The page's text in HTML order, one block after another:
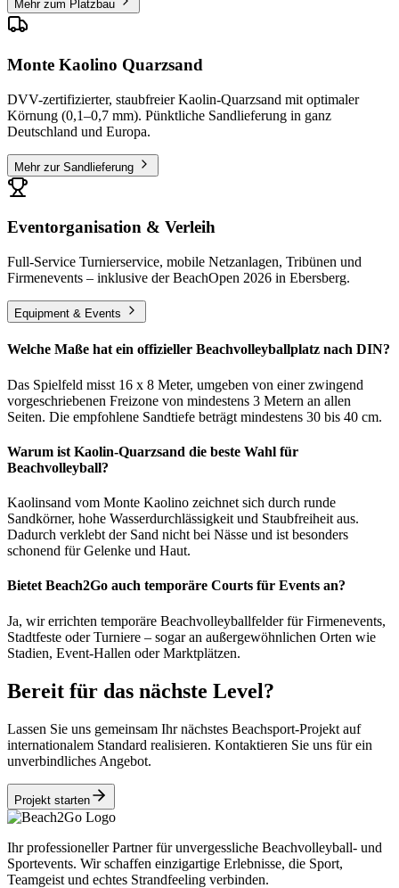
Mehr zum Platzbau
Monte Kaolino Quarzsand
DVV-zertifizierter, staubfreier Kaolin-Quarzsand mit optimaler
Körnung (0,1–0,7 mm). Pünktliche Sandlieferung in ganz
Deutschland und Europa.
Mehr zur Sandlieferung
Eventorganisation & Verleih
Full-Service Turnierservice, mobile Netzanlagen, Tribünen und
Firmenevents – inklusive der BeachOpen 2026 in Ebersberg.
Equipment & Events
Welche Maße hat ein offizieller Beachvolleyballplatz nach DIN?
Das Spielfeld misst 16 x 8 Meter, umgeben von einer zwingend
vorgeschriebenen Freizone von mindestens 3 Metern an allen
Seiten. Die empfohlene Sandtiefe beträgt mindestens 30 bis 40 cm.
Warum ist Kaolin-Quarzsand die beste Wahl für
Beachvolleyball?
Kaolinsand vom Monte Kaolino zeichnet sich durch runde
Sandkörner, hohe Wasserdurchlässigkeit und Staubfreiheit aus.
Dadurch verklebt der Sand nicht bei Nässe und ist besonders
schonend für Gelenke und Haut.
Bietet Beach2Go auch temporäre Courts für Events an?
Ja, wir errichten temporäre Beachvolleyballfelder für Firmenevents,
Stadtfeste oder Turniere – sogar an außergewöhnlichen Orten wie
Stadien, Event-Hallen oder Marktplätzen.
Bereit für das nächste Level?
Lassen Sie uns gemeinsam Ihr nächstes Beachsport-Projekt auf
internationalem Standard realisieren. Kontaktieren Sie uns für ein
unverbindliches Angebot.
Projekt starten
Ihr professioneller Partner für unvergessliche Beachvolleyball- und
Sportevents. Wir schaffen einzigartige Erlebnisse, die Sport,
Teamgeist und echtes Strandfeeling verbinden.